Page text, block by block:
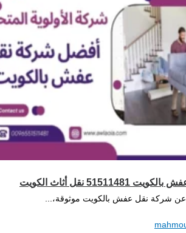
نقل أثاث الكويت
شركة نقل عفش بالكويت موثوقة،...